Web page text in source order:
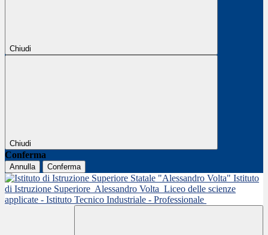
Chiudi
Chiudi
Conferma
Annulla Conferma
Istituto
di Istruzione Superiore Alessandro Volta Liceo delle scienze
applicate - Istituto Tecnico Industriale - Professionale